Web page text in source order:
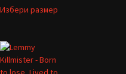
Избери размер